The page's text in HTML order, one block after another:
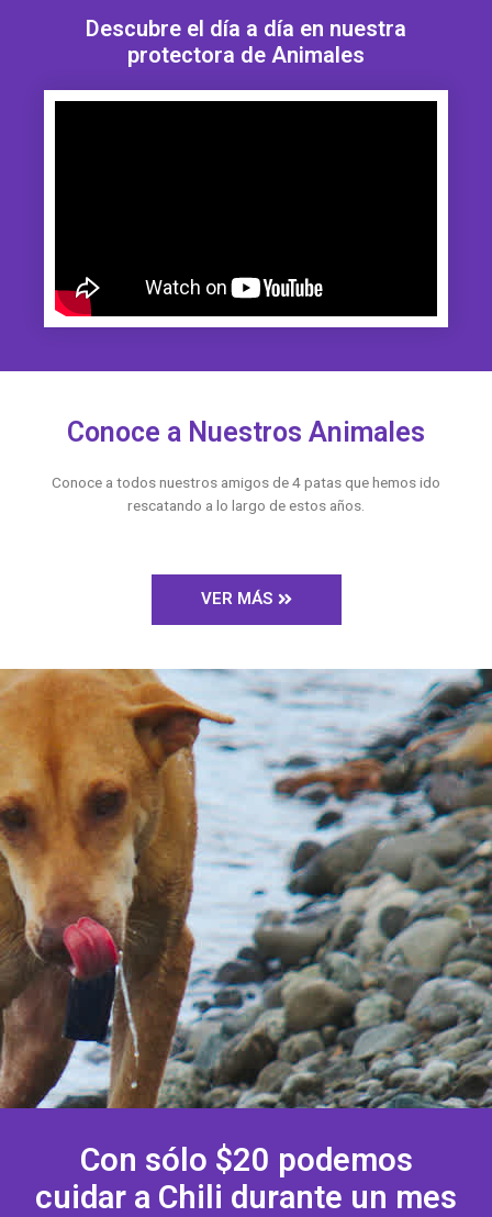
Descubre el día a día en nuestra
protectora de Animales
Conoce a Nuestros Animales
Conoce a todos nuestros amigos de 4 patas que hemos ido
rescatando a lo largo de estos años.
VER MÁS
Con sólo $20 podemos
cuidar a Chili durante un mes